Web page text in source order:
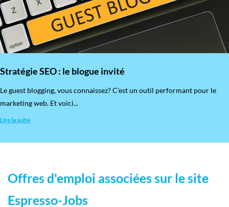
Stratégie SEO : le blogue invité
​Le guest blogging, vous connaissez? C’est un outil performant pour le
marketing web. Et voici...
Lire la suite
Offres d'emploi associées sur le site
Espresso-Jobs